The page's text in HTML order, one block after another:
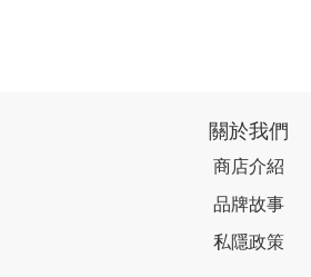
關於我們
商店介紹
品牌故事
私隱政策